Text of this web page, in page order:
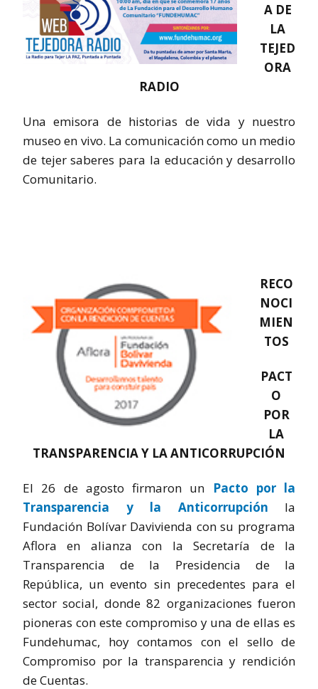
A DE
LA
TEJED
ORA
RADIO
Una emisora de historias de vida y nuestro
museo en vivo. La comunicación como un medio
de tejer saberes para la educación y desarrollo
Comunitario.
RECO
NOCI
MIEN
TOS
PACT
O
POR
LA
TRANSPARENCIA Y LA ANTICORRUPCIÓN
El 26 de agosto firmaron un
Pacto por la
Transparencia y la Anticorrupción la
Fundación Bolívar Davivienda con su programa
Aflora en alianza con la Secretaría de la
Transparencia de la Presidencia de la
República, un evento sin precedentes para el
sector social, donde 82 organizaciones fueron
pioneras con este compromiso y una de ellas es
Fundehumac, hoy contamos con el sello de
Compromiso por la transparencia y rendición
de Cuentas.